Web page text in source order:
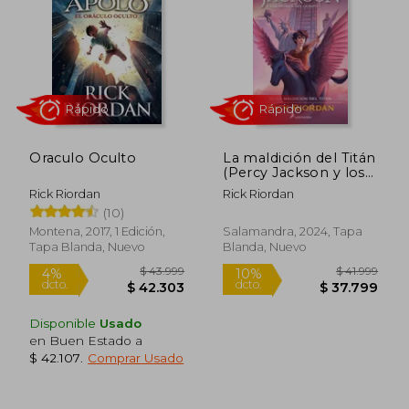
19%
dcto. $ 38.303
10%
dcto.
Oraculo Oculto
Rick Riordan
(10)
Montena, 2017, 1 Edición,
Tapa Blanda, Nuevo
Disponible Usado
en Buen Estado a
$ 42.107
Comprar Usado
La maldición del Titán
(Percy Jackson y los
dioses del Olimpo 3)
Rick Riordan
Salamandra, 2024, Tapa
Blanda, Nuevo